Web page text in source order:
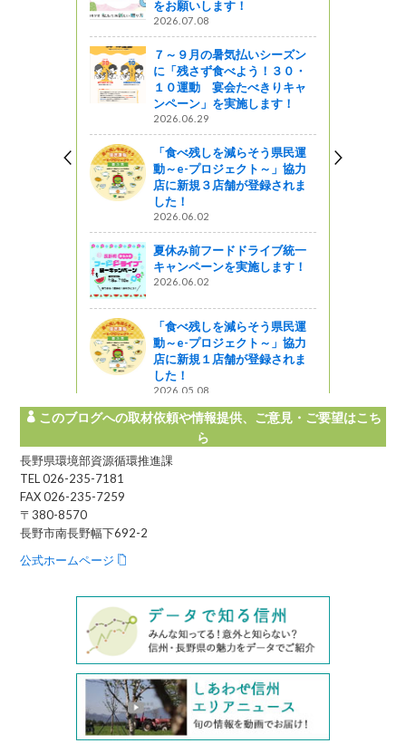
をお願いします！
2026.07.08
７～９月の暑気払いシーズン
に「残さず食べよう！３０・
１０運動 宴会たべきりキャ
ンペーン」を実施します！
2026.06.29
「食べ残しを減らそう県民運
動～e-プロジェクト～」協力
店に新規３店舗が登録されま
した！
2026.06.02
夏休み前フードドライブ統一
キャンペーンを実施します！
2026.06.02
「食べ残しを減らそう県民運
動～e-プロジェクト～」協力
店に新規１店舗が登録されま
した！
2026.05.08
このブログへの取材依頼や情報提供、ご意見・ご要望はこち
ら
長野県環境部資源循環推進課
TEL 026-235-7181
FAX 026-235-7259
〒380-8570
長野市南長野幅下692-2
公式ホームページ